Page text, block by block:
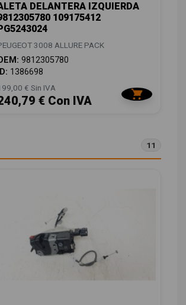
DELANTERA IZQUIERDA
109175412
3008 ALLURE PACK
9812305780
1386698
€ Sin IVA
€ Con IVA
11